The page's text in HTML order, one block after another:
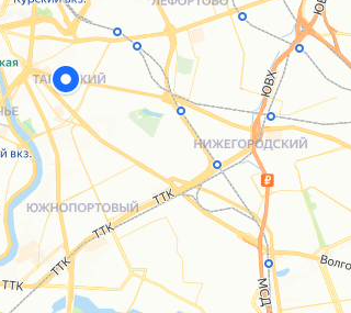
Sospeso wrap +7 (495) 005-03-13